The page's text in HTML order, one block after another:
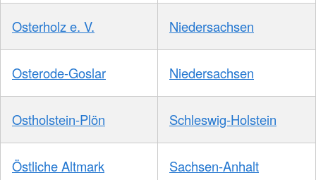
Osterholz e. V. Niedersachsen
Osterode-Goslar Niedersachsen
Ostholstein-Plön Schleswig-Holstein
Östliche Altmark Sachsen-Anhalt